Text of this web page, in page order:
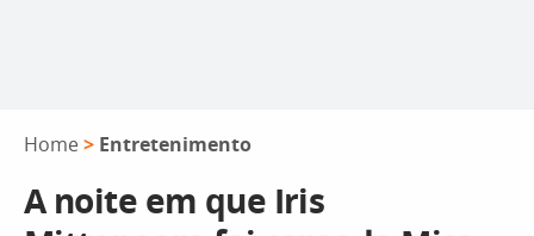
Home > Entretenimento
A noite em que Iris